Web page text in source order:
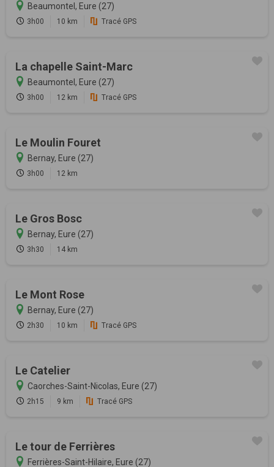
Beaumontel, Eure (27)
3h00 10 km Tracé GPS
La chapelle Saint-Marc
Beaumontel, Eure (27)
3h00 12 km Tracé GPS
Le Moulin Fouret
Bernay, Eure (27)
3h00 12 km
Le Gros Bosc
Bernay, Eure (27)
3h30 14 km
Le Mont Rose
Bernay, Eure (27)
2h30 10 km Tracé GPS
Le Catelier
Caorches-Saint-Nicolas, Eure (27)
2h15 9 km Tracé GPS
Le tour de Ferrières
Ferrières-Saint-Hilaire, Eure (27)